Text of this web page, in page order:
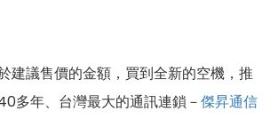
建議售價的金額，買到全新的空機，推
多年、台灣最大的通訊連鎖－傑昇通信